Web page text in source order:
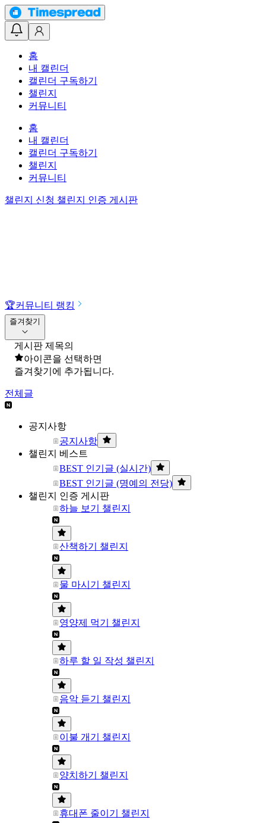
홈
내 캘린더
캘린더 구독하기
챌린지
커뮤니티
홈
내 캘린더
캘린더 구독하기
챌린지
커뮤니티
챌린지 신청 챌린지 인증 게시판
🏆커뮤니티 랭킹
즐겨찾기
게시판 제목의
아이콘을 선택하면
즐겨찾기에 추가됩니다.
전체글
공지사항
공지사항
챌린지 베스트
BEST 인기글 (실시간)
BEST 인기글 (명예의 전당)
챌린지 인증 게시판
하늘 보기 챌린지
산책하기 챌린지
물 마시기 챌린지
영양제 먹기 챌린지
하루 할 일 작성 챌린지
음악 듣기 챌린지
이불 개기 챌린지
양치하기 챌린지
휴대폰 줄이기 챌린지